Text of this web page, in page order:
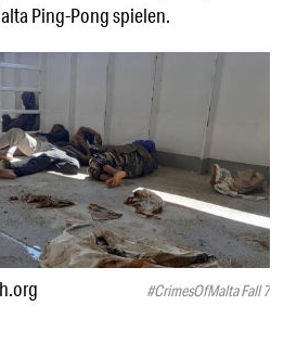
#CrimesOfMalta Fall 7
Ping-Pong spielen.